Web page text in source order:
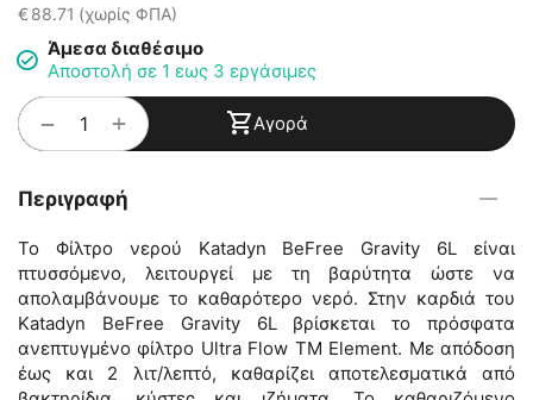
€88.71 (χωρίς ΦΠΑ)
Άμεσα διαθέσιμο
Αποστολή σε 1 εως 3 εργάσιμες
+
− Αγορά
Περιγραφή
Το Φίλτρο νερού Katadyn BeFree Gravity 6L είναι
πτυσσόμενο, λειτουργεί με τη βαρύτητα ώστε να
απολαμβάνουμε το καθαρότερο νερό. Στην καρδιά του
Katadyn BeFree Gravity 6L βρίσκεται το πρόσφατα
ανεπτυγμένο φίλτρο Ultra Flow TM Element. Με απόδοση
έως και 2 λιτ/λεπτό, καθαρίζει αποτελεσματικά από